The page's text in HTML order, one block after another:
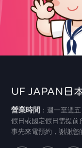
UF JAPAN日
營業時間：週一至週
假日或國定假日需提
事先來電預約，謝謝您